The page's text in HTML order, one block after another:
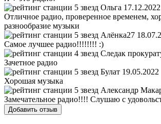
Ольга 17.12.2022
Отличное радио, проверенное временем,
разнообразие музыки
Алёнка27
Самое лучшее радио!!!!!!!! :)
Следак
Зачетное радио
Булат 19.05.2022
Хорошая музыка
Александр
Замечательное радио!!!! Слушаю с
Добавить отзыв